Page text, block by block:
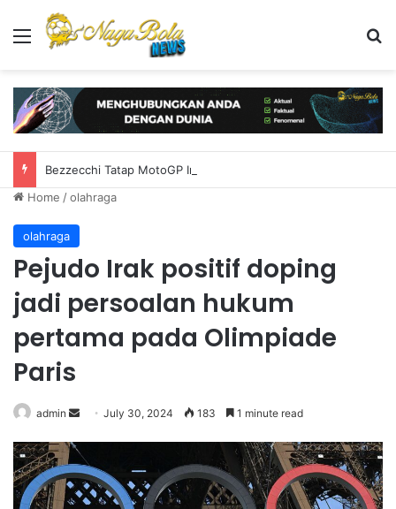
Menu
Home /olahraga
olahraga
Pejudo Irak positif doping
jadi persoalan hukum
pertama pada Olimpiade
Paris
admin
n
d
a
July 30, 2024 183 1 minute read